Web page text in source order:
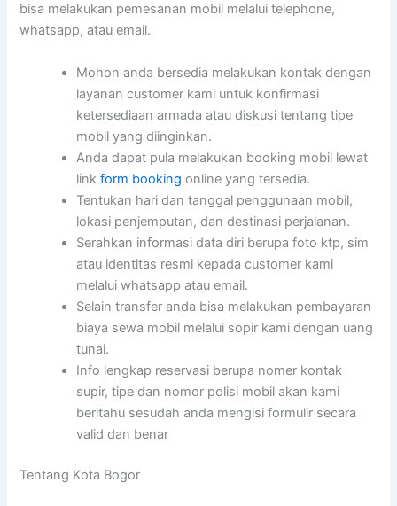
bisa melakukan pemesanan mobil melalui telephone,
whatsapp, atau email.
Mohon anda bersedia melakukan kontak dengan
layanan customer kami untuk konfirmasi
ketersediaan armada atau diskusi tentang tipe
mobil yang diinginkan.
Anda dapat pula melakukan booking mobil lewat
linkform booking online yang tersedia.
Tentukan hari dan tanggal penggunaan mobil,
lokasi penjemputan, dan destinasi perjalanan.
Serahkan informasi data diri berupa foto ktp, sim
atau identitas resmi kepada customer kami
melalui whatsapp atau email.
Selain transfer anda bisa melakukan pembayaran
biaya sewa mobil melalui sopir kami dengan uang
tunai.
Info lengkap reservasi berupa nomer kontak
supir, tipe dan nomor polisi mobil akan kami
beritahu sesudah anda mengisi formulir secara
valid dan benar
Tentang Kota Bogor